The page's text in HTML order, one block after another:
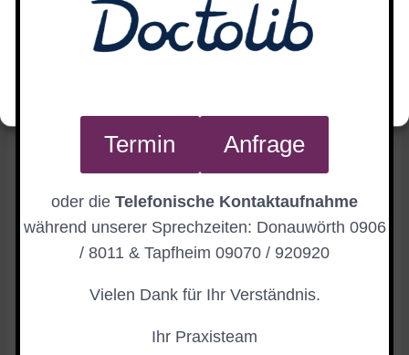
Ablehnen
Donauwörth und Tapfheim:
01.–05.06.2026
Teamtag:
Donauwörth und Tapfheim:
17.06.2026
Praxis Hofer/Döbler)
Termin Anfrage
oder die Telefonische Kontaktaufnahme
während unserer Sprechzeiten: Donauwörth 0906
/ 8011 & Tapfheim 09070 / 920920
Vielen Dank für Ihr Verständnis.
Ihr Praxisteam